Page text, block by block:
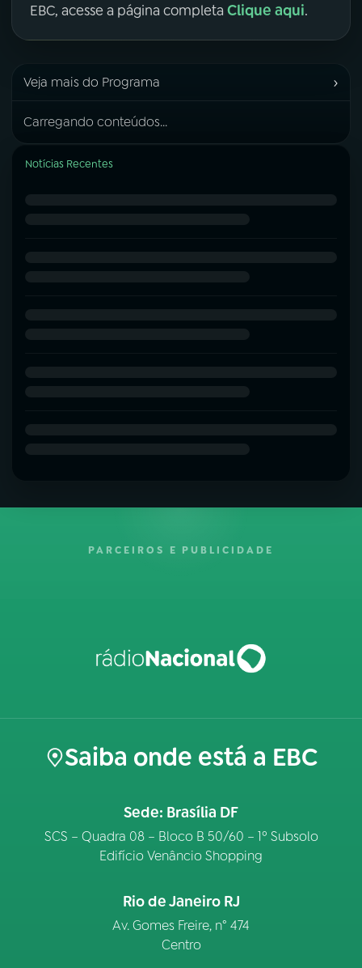
EBC, acesse a página completa Clique aqui.
Veja mais do Programa ›
Carregando conteúdos...
Notícias Recentes
PARCEIROS E PUBLICIDADE
Saiba onde está a EBC
Sede: Brasília DF
SCS – Quadra 08 – Bloco B 50/60 – 1º Subsolo
Edifício Venâncio Shopping
Rio de Janeiro RJ
Av. Gomes Freire, n° 474
Centro